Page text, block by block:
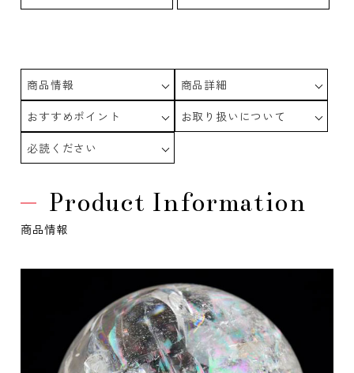
商品情報
商品詳細
おすすめポイント
お取り扱いについて
必読ください
Product Information
商品情報